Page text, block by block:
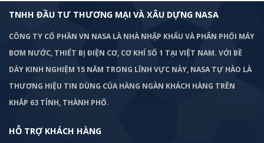
TNHH ĐẦU TƯ THƯƠNG MẠI VÀ XÂU DỰNG NASA
CÔNG TY CỔ PHẦN VN NASA LÀ NHÀ NHẬP KHẨU VÀ PHÂN PHỐI MÁY
BƠM NƯỚC, THIẾT BỊ ĐIỆN CƠ, CƠ KHÍ SỐ 1 TẠI VIỆT NAM. VỚI BỀ
DÀY KINH NGHIỆM 15 NĂM TRONG LĨNH VỰC NÀY, NASA TỰ HÀO LÀ
THƯƠNG HIỆU TIN DÙNG CỦA HÀNG NGÀN KHÁCH HÀNG TRÊN
KHẮP 63 TỈNH, THÀNH PHỐ.
HỖ TRỢ KHÁCH HÀNG